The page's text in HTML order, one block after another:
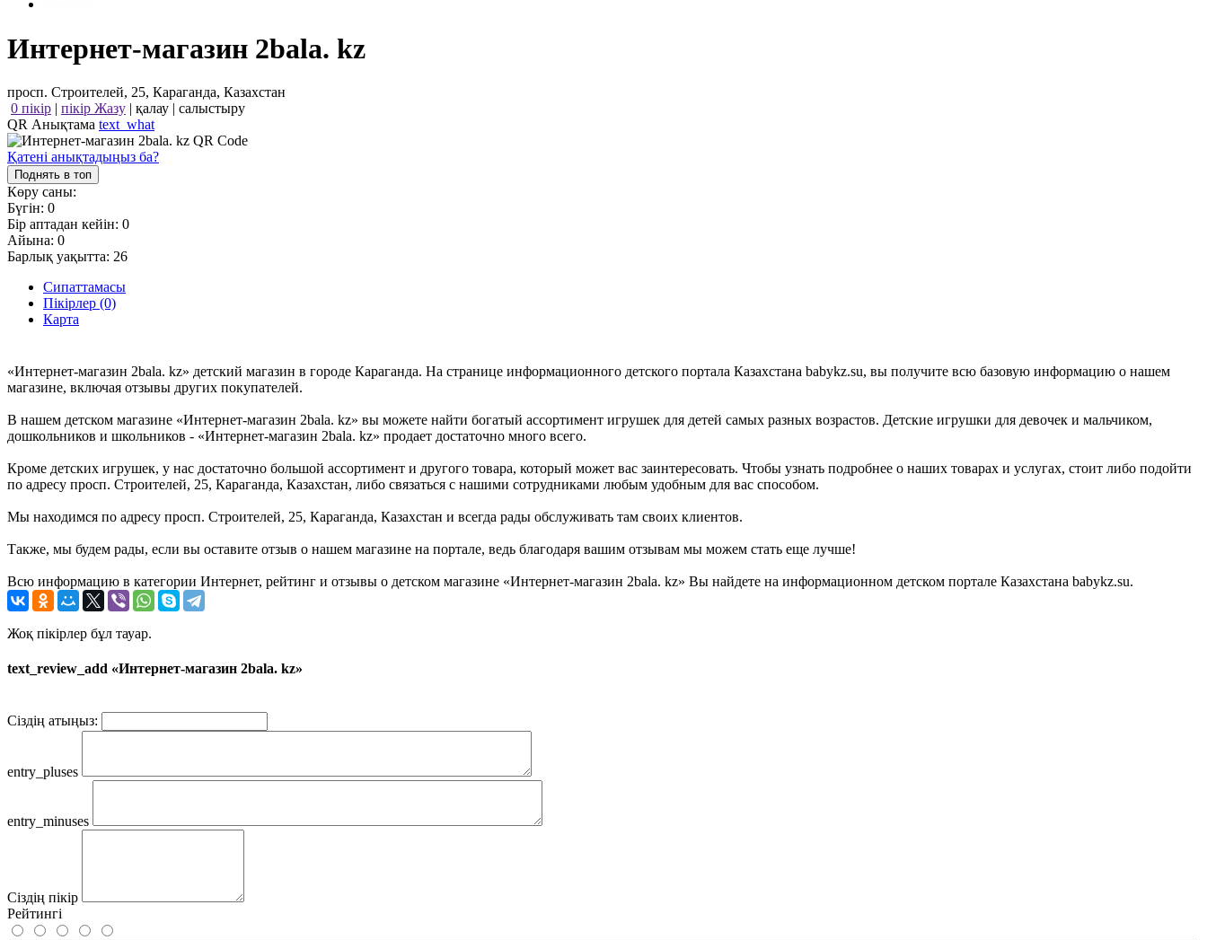
Интернет-магазин 2bala. kz
просп. Строителей, 25, Караганда, Казахстан
0 пікір | пікір Жазу | қалау | салыстыру
QR Анықтама text_what
Қатені анықтадыңыз ба?
Поднять в топ
Көру саны:
Бүгін: 0
Бір аптадан кейін: 0
Айына: 0
Барлық уақытта: 26
Сипаттамасы
Пікірлер (0)
Карта
«Интернет-магазин 2bala. kz» детский магазин в городе Караганда. На странице информационного детского портала Казахстана babykz.su, вы получите всю базовую информацию о нашем
магазине, включая отзывы других покупателей.
В нашем детском магазине «Интернет-магазин 2bala. kz» вы можете найти богатый ассортимент игрушек для детей самых разных возрастов. Детские игрушки для девочек и мальчиком,
дошкольников и школьников - «Интернет-магазин 2bala. kz» продает достаточно много всего.
Кроме детских игрушек, у нас достаточно большой ассортимент и другого товара, который может вас заинтересовать. Чтобы узнать подробнее о наших товарах и услугах, стоит либо подойти
по адресу просп. Строителей, 25, Караганда, Казахстан, либо связаться с нашими сотрудниками любым удобным для вас способом.
Мы находимся по адресу просп. Строителей, 25, Караганда, Казахстан и всегда рады обслуживать там своих клиентов.
Также, мы будем рады, если вы оставите отзыв о нашем магазине на портале, ведь благодаря вашим отзывам мы можем стать еще лучше!
Всю информацию в категории Интернет, рейтинг и отзывы о детском магазине «Интернет-магазин 2bala. kz» Вы найдете на информационном детском портале Казахстана babykz.su.
Жоқ пікірлер бұл тауар.
text_review_add «Интернет-магазин 2bala. kz»
Сіздің атыңыз:
entry_pluses
entry_minuses
Сіздің пікір
Рейтингі